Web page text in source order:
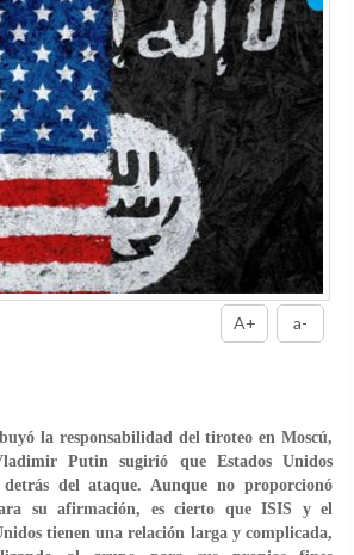
A+ a-
la responsabilidad del tiroteo en Moscú,
Putin sugirió que Estados Unidos
del ataque. Aunque no proporcionó
su afirmación, es cierto que ISIS y el
tienen una relación larga y complicada,